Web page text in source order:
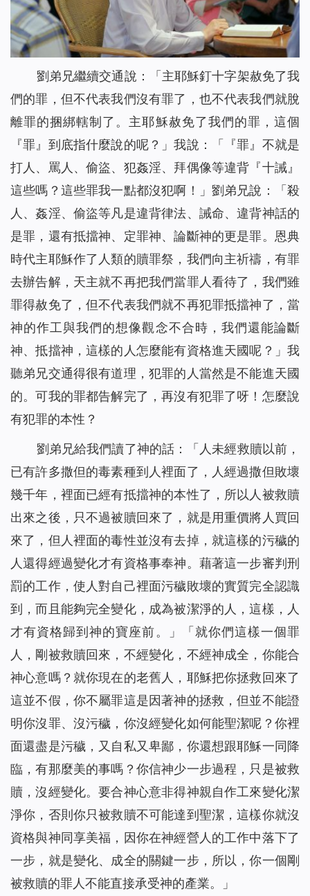
劉弟兄繼續交通說：「主耶穌釘十字架赦免了我
們的罪，但不代表我們沒有罪了，也不代表我們就脫
離罪的捆綁轄制了。主耶穌赦免了我們的罪，這個
『罪』到底指什麼說的呢？」我說：「『罪』不就是
打人、罵人、偷盜、犯姦淫、拜偶像等違背『十誡』
這些嗎？這些罪我一點都沒犯啊！」劉弟兄說：「殺
人、姦淫、偷盜等凡是違背律法、誡命、違背神話的
是罪，還有抵擋神、定罪神、論斷神的更是罪。恩典
時代主耶穌作了人類的贖罪祭，我們向主祈禱，有罪
去辦告解，天主就不再把我們當罪人看待了，我們雖
罪得赦免了，但不代表我們就不再犯罪抵擋神了，當
神的作工與我們的想像觀念不合時，我們還能論斷
神、抵擋神，這樣的人怎麼能有資格進天國呢？」我
聽弟兄交通得很有道理，犯罪的人當然是不能進天國
的。可我的罪都告解完了，再沒有犯罪了呀！怎麼說
有犯罪的本性？
劉弟兄給我們讀了神的話：「 人未經救贖以前，
已有許多撒但的毒素種到人裡面了，人經過撒但敗壞
幾千年，裡面已經有抵擋神的本性了，所以人被救贖
出來之後，只不過被贖回來了，就是用重價將人買回
來了，但人裡面的毒性並沒有去掉，就這樣的污穢的
人還得經過變化才有資格事奉神。藉著這一步審判刑
罰的工作，使人對自己裡面污穢敗壞的實質完全認識
到，而且能夠完全變化，成為被潔淨的人，這樣，人
才有資格歸到神的寶座前。
」「 就你們這樣一個罪
人，剛被救贖回來，不經變化，不經神成全，你能合
神心意嗎？就你現在的老舊人，耶穌把你拯救回來了
這並不假，你不屬罪這是因著神的拯救，但並不能證
明你沒罪、沒污穢，你沒經變化如何能聖潔呢？你裡
面還盡是污穢，又自私又卑鄙，你還想跟耶穌一同降
臨，有那麼美的事嗎？你信神少一步過程，只是被救
贖，沒經變化。要合神心意非得神親自作工來變化潔
淨你，否則你只被救贖不可能達到聖潔，這樣你就沒
資格與神同享美福，因你在神經營人的工作中落下了
一步，就是變化、成全的關鍵一步，所以，你一個剛
被救贖的罪人不能直接承受神的產業。
」